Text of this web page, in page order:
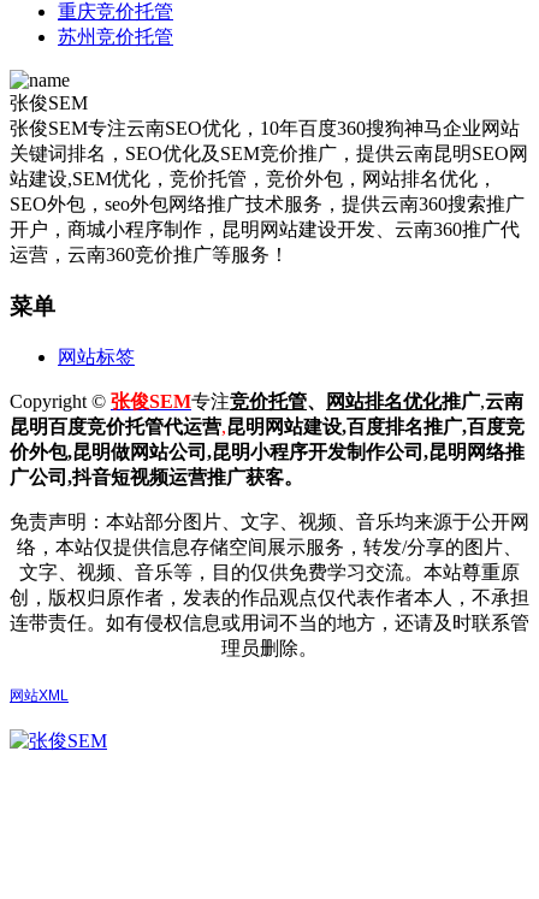
重庆竞价托管
苏州竞价托管
张俊SEM
张俊SEM专注云南SEO优化，10年百度360搜狗神马企业网站
关键词排名，SEO优化及SEM竞价推广，提供云南昆明SEO网
站建设,SEM优化，竞价托管，竞价外包，网站排名优化，
SEO外包，seo外包网络推广技术服务，提供云南360搜索推广
开户，商城小程序制作，昆明网站建设开发、云南360推广代
运营，云南360竞价推广等服务！
菜单
网站标签
Copyright © 张俊SEM专注竞价托管、 网站排名优化推广,云南
昆明百度竞价托管代运营,昆明网站建设,百度排名推广,百度竞
价外包,昆明做网站公司,昆明小程序开发制作公司,昆明网络推
广公司,抖音短视频运营推广获客。
免责声明：本站部分图片、文字、视频、音乐均来源于公开网
络，本站仅提供信息存储空间展示服务，转发/分享的图片、
文字、视频、音乐等，目的仅供免费学习交流。本站尊重原
创，版权归原作者，发表的作品观点仅代表作者本人，不承担
连带责任。如有侵权信息或用词不当的地方，还请及时联系管
理员删除。
网站XML